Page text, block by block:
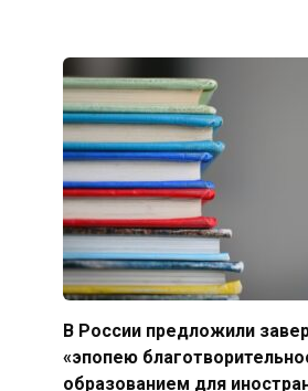
В России предложили
«эпопею
образованием для